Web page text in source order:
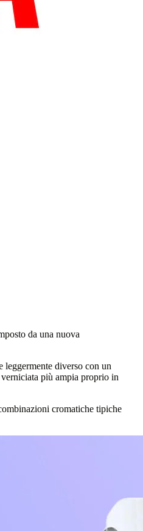
da una nuova
leggermente diverso con un
più ampia proprio in
cromatiche tipiche